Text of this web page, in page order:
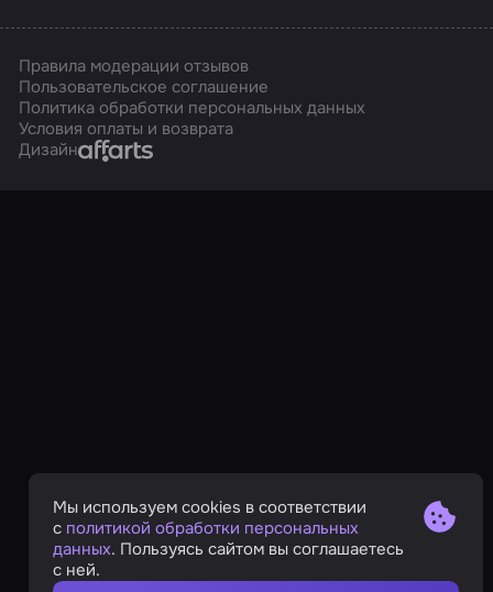
Правила модерации отзывов
Пользовательское соглашение
Политика обработки персональных данных
Условия оплаты и возврата
ДизайнAffarts
Мы используем cookies в соответствии
с политикой обработки персональных
данных. Пользуясь сайтом вы соглашаетесь
с ней.